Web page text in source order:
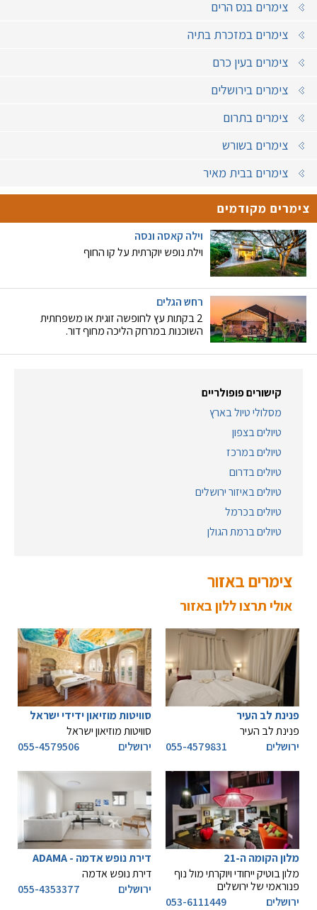
צימרים בנס הרים
צימרים במזכרת בתיה
צימרים בעין כרם
צימרים בירושלים
צימרים בתרום
צימרים בשורש
צימרים בבית מאיר
צימרים מקודמים
וילה קאסה ונסה
וילת נופש יוקרתית על קו החוף
רחש הגלים
2 בקתות עץ לחופשה זוגית או משפחתית
השוכנות במרחק הליכה מחוף דור.
קישורים פופולריים
מסלולי טיול בארץ
טיולים בצפון
טיולים במרכז
טיולים בדרום
טיולים באיזור ירושלים
טיולים בכרמל
טיולים ברמת הגולן
צימרים באזור
אולי תרצו ללון באזור
פנינת לב העיר
פנינת לב העיר
ירושלים
055-4579831
סוויטות מוזיאון ידידי ישראל
סוויטות מוזיאון ישראל
ירושלים
055-4579506
מלון הקומה ה-21
מלון בוטיק ייחודי ויוקרתי מול נוף
פנוראמי של ירושלים
ירושלים
053-6111449
דירת נופש אדמה - ADAMA
דירת נופש אדמה
ירושלים
055-4353377